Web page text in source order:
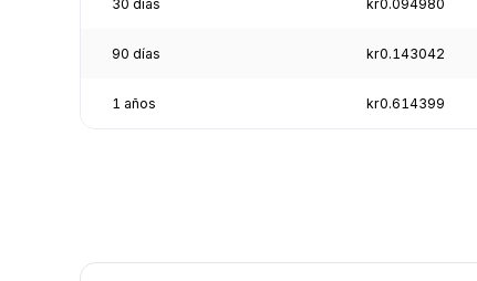
30 días kr0.094980
90 días kr0.143042
1 años kr0.614399